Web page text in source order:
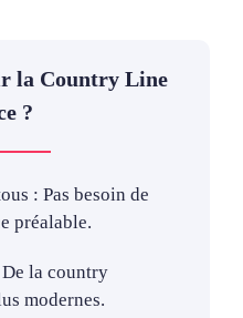
la Country Line
?
: Pas besoin de
préalable.
la country
modernes.